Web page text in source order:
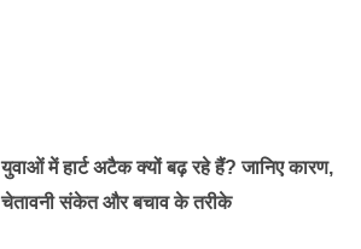
युवाओं में हार्ट अटैक क्यों बढ़ रहे हैं? जानिए कारण,
चेतावनी संकेत और बचाव के तरीके